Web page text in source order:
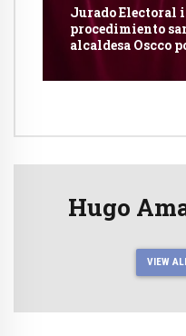
Jurado Electoral
procedimiento
alcaldesa Oscco
Hugo
VIEW